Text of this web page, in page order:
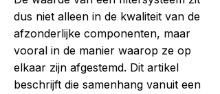
dus niet alleen in de kwaliteit van de
afzonderlijke componenten, maar
vooral in de manier waarop ze op
elkaar zijn afgestemd. Dit artikel
beschrijft die samenhang vanuit een